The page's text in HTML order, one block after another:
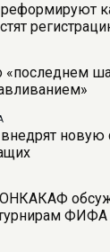
реформируют
«последнем
новую
ФИФА